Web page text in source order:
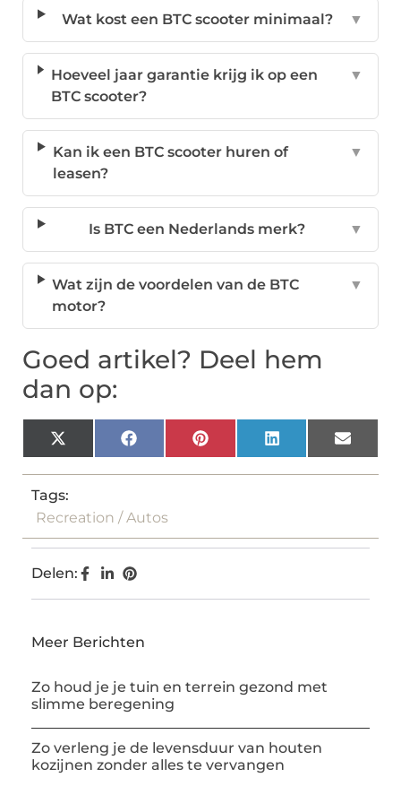
Wat kost een BTC scooter minimaal? ▼
Hoeveel jaar garantie krijg ik op een
BTC scooter?
▼
Kan ik een BTC scooter huren of
leasen?
▼
Is BTC een Nederlands merk? ▼
Wat zijn de voordelen van de BTC
motor?
▼
Goed artikel? Deel hem
dan op:
X
(Twitter)
FacebookPinterestLinkedIn Email
Tags:
Recreation / Autos
Delen:
Meer Berichten
Zo houd je je tuin en terrein gezond met
slimme beregening
Zo verleng je de levensduur van houten
kozijnen zonder alles te vervangen